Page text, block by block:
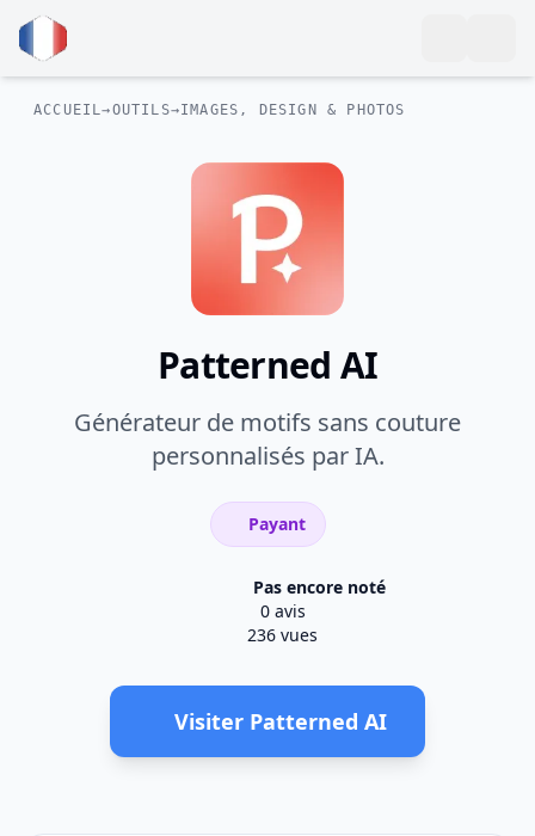
ACCUEIL→OUTILS→IMAGES, DESIGN & PHOTOS
Patterned AI
Générateur de motifs sans couture
personnalisés par IA.
Payant
Pas encore noté
0 avis
236 vues
Visiter Patterned AI